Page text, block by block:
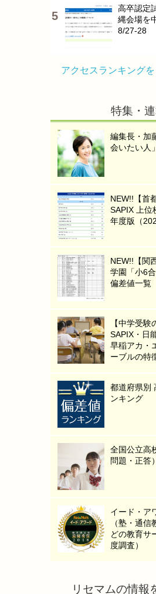
高卒認定
縄会場を
8/27-28
アクセスランキング
特集・
編集長・加
会いたい人」
NEW!!【首
SAPIX 上位
年度版（
NEW!!【関
学園「小6
偏差値一覧
【中学受験
SAPIX・日
早稲アカ・
ーブルの特
都道府県別
ンキング
全国公立高
問題・正答）
イード・ア
（塾・通
どの教育サ
度調査）
リセマムの情報